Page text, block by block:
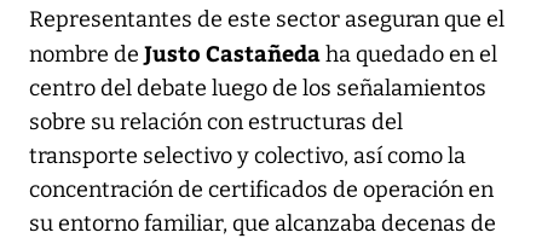
Representantes de este sector aseguran que el
nombre de Justo Castañedaha quedado en el
centro del debate luego de los señalamientos
sobre su relación con estructuras del
transporte selectivo y colectivo, así como la
concentración de certificados de operación en
su entorno familiar, que alcanzaba decenas de